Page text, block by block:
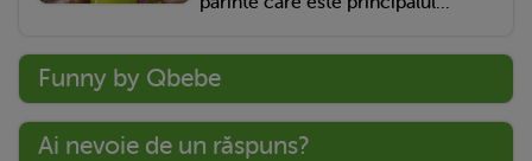
Funny by Qbebe
Ai nevoie de un răspuns?